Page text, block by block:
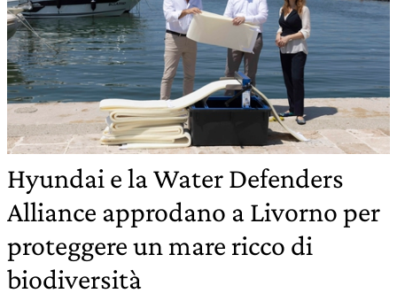
Hyundai e la Water Defenders
Alliance approdano a Livorno per
proteggere un mare ricco di
biodiversità